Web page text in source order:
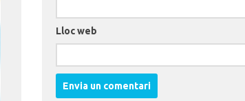
Lloc web